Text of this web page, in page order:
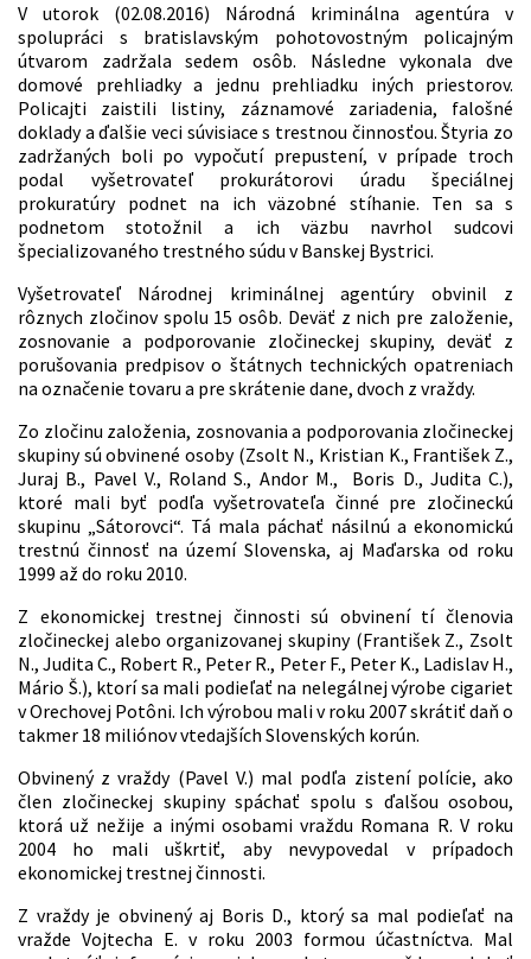
V utorok (02.08.2016) Národná kriminálna agentúra v
spolupráci s bratislavským pohotovostným policajným
útvarom zadržala sedem osôb. Následne vykonala dve
domové prehliadky a jednu prehliadku iných priestorov.
Policajti zaistili listiny, záznamové zariadenia, falošné
doklady a ďalšie veci súvisiace s trestnou činnosťou. Štyria zo
zadržaných boli po vypočutí prepustení, v prípade troch
podal vyšetrovateľ prokurátorovi úradu špeciálnej
prokuratúry podnet na ich väzobné stíhanie. Ten sa s
podnetom stotožnil a ich väzbu navrhol sudcovi
špecializovaného trestného súdu v Banskej Bystrici.
Vyšetrovateľ Národnej kriminálnej agentúry obvinil z
rôznych zločinov spolu 15 osôb. Deväť z nich pre založenie,
zosnovanie a podporovanie zločineckej skupiny, deväť z
porušovania predpisov o štátnych technických opatreniach
na označenie tovaru a pre skrátenie dane, dvoch z vraždy.
Zo zločinu založenia, zosnovania a podporovania zločineckej
skupiny sú obvinené osoby (Zsolt N., Kristian K., František Z.,
Juraj B., Pavel V., Roland S., Andor M., Boris D., Judita C.),
ktoré mali byť podľa vyšetrovateľa činné pre zločineckú
skupinu „Sátorovci“. Tá mala páchať násilnú a ekonomickú
trestnú činnosť na území Slovenska, aj Maďarska od roku
1999 až do roku 2010.
Z ekonomickej trestnej činnosti sú obvinení tí členovia
zločineckej alebo organizovanej skupiny (František Z., Zsolt
N., Judita C., Robert R., Peter R., Peter F., Peter K., Ladislav H.,
Mário Š.), ktorí sa mali podieľať na nelegálnej výrobe cigariet
v Orechovej Potôni. Ich výrobou mali v roku 2007 skrátiť daň o
takmer 18 miliónov vtedajších Slovenských korún.
Obvinený z vraždy (Pavel V.) mal podľa zistení polície, ako
člen zločineckej skupiny spáchať spolu s ďalšou osobou,
ktorá už nežije a inými osobami vraždu Romana R. V roku
2004 ho mali uškrtiť, aby nevypovedal v prípadoch
ekonomickej trestnej činnosti.
Z vraždy je obvinený aj Boris D., ktorý sa mal podieľať na
vražde Vojtecha E. v roku 2003 formou účastníctva. Mal